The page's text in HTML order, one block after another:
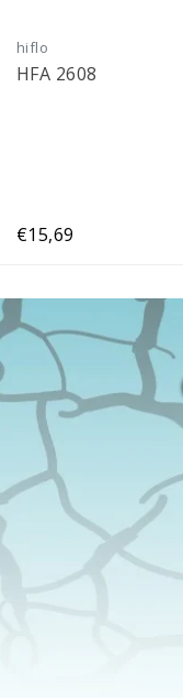
hiflo
HFA 2608
€15,69